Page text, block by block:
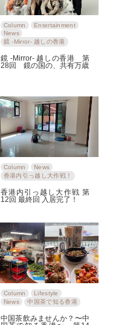
Column
Entertainment
News
鏡 -Mirror- 越しの香港
鏡 -Mirror- 越しの香港 第
28回 鏡の国の、共有万歳
Column
News
香港内引っ越し大作戦！
香港内引っ越し大作戦 第
12回 最終回 入居完了！
Column
Lifestyle
News
中国茶で知る香港
中国茶飲みませんか？〜中